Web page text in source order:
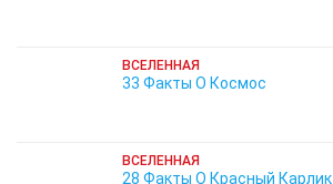
ВСЕЛЕННАЯ
33 Факты О Космос
ВСЕЛЕННАЯ
28 Факты О Красный Карлик